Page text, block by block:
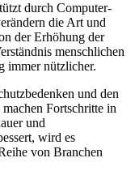
durch Computer-
die Art und
der Erhöhung der
menschlichen
immer nützlicher.
und den
Fortschritte in
und
wird es
von Branchen